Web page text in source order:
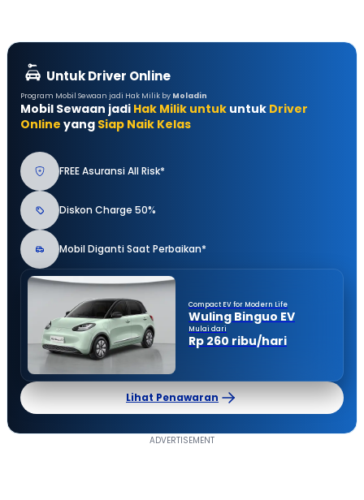
Untuk Driver Online
Program Mobil Sewaan jadi Hak Milik by Moladin
Mobil Sewaan jadi Hak Milik untuk untuk Driver
Online yang Siap Naik Kelas
FREE Asuransi All Risk*
Diskon Charge 50%
Mobil Diganti Saat Perbaikan*
Compact EV for Modern Life
Wuling Binguo EV
Mulai dari
Rp 260 ribu/hari
Lihat Penawaran